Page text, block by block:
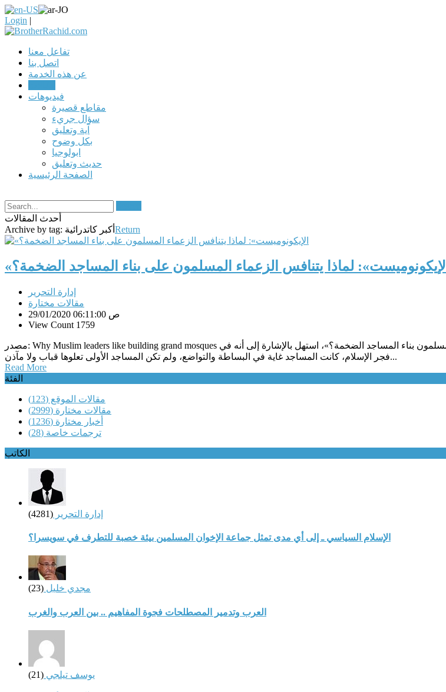
Login |
تفاعل معنا
اتصل بنا
عن هذه الخدمة
فيديوهات
مقاطع قصيرة
سؤال جريء
آية وتعليق
بكل وضوح
ابولوجيا
حديث وتعليق
الصفحة الرئيسية
أحدث المقالات
Archive by tag: أكبر كاتدرائية Return
«الإيكونوميست»: لماذا يتنافس الزعماء المسلمون على بناء المساجد الضخمة؟
إدارة التحرير
مقالات مختارة
29/01/2020 06:11:00 ص
View Count 1759
مصدر: Why Muslim leaders like building grand mosques نشرت مجلة «الإيكونوميست» البريطانية مقال رأي تحت عنوان «لماذا يحب الزعماء المسلمون بناء المساجد الضخمة؟»، استهل بالإشارة إلى أنه في
فجر الإسلام، كانت المساجد غاية في البساطة والتواضع، ولم تكن المساجد الأولى تعلوها قباب ولا مآذن...
Read More
الفئة
مقالات الموقع (123)
مقالات مختارة (2999)
أخبار مختارة (1236)
ترجمات خاصة (28)
الكاتب
إدارة التحرير (4281)
الإسلام السياسي ـ إلى أي مدى تمثل جماعة الإخوان المسلمين بيئة خصبة للتطرف في سويسرا؟
مجدي خليل (23)
العرب وتدمير المصطلحات فجوة المفاهيم .. بين العرب والغرب
يوسف تيلجي (21)